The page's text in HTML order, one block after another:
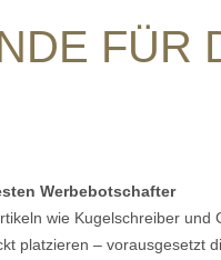
FÜR
Werbebotschafter
wie Kugelschreiber und
platzieren – vorausgesetzt